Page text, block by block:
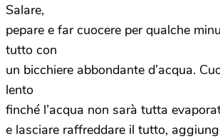
Salare,
pepare e far cuocere per qualche
tutto con
un bicchiere abbondante d’acqua.
lento
finché l’acqua non sarà tutta
e lasciare raffreddare il tutto,